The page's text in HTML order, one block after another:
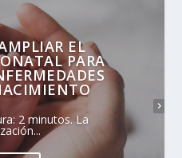
EL
PARA
2 minutos. La